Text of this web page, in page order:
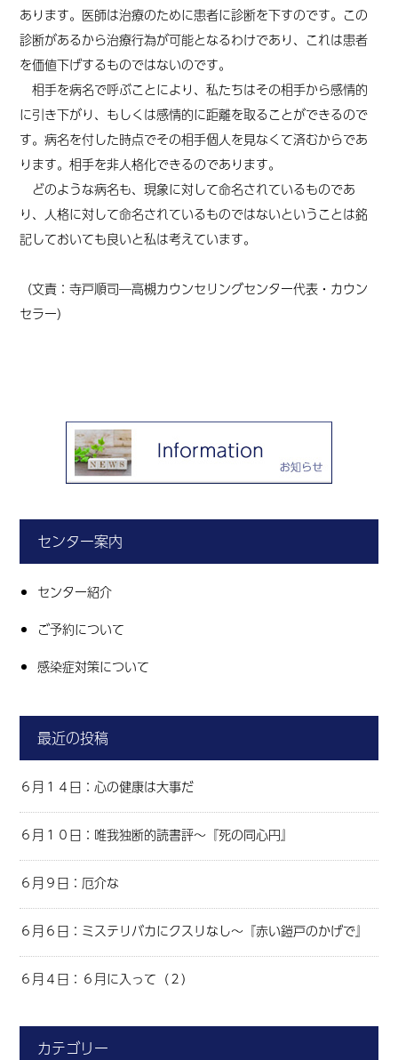
あります。医師は治療のために患者に診断を下すのです。この
診断があるから治療行為が可能となるわけであり、これは患者
を価値下げするものではないのです。
相手を病名で呼ぶことにより、私たちはその相手から感情的
に引き下がり、もしくは感情的に距離を取ることができるので
す。病名を付した時点でその相手個人を見なくて済むからであ
ります。相手を非人格化できるのであります。
どのような病名も、現象に対して命名されているものであ
り、人格に対して命名されているものではないということは銘
記しておいても良いと私は考えています。
（文責：寺戸順司―高槻カウンセリングセンター代表・カウン
セラー）
センター案内
センター紹介
ご予約について
感染症対策について
最近の投稿
６月１４日：心の健康は大事だ
６月１０日：唯我独断的読書評～『死の同心円』
６月９日：厄介な
６月６日：ミステリバカにクスリなし～『赤い鎧戸のかげで』
６月４日：６月に入って（２）
カテゴリー